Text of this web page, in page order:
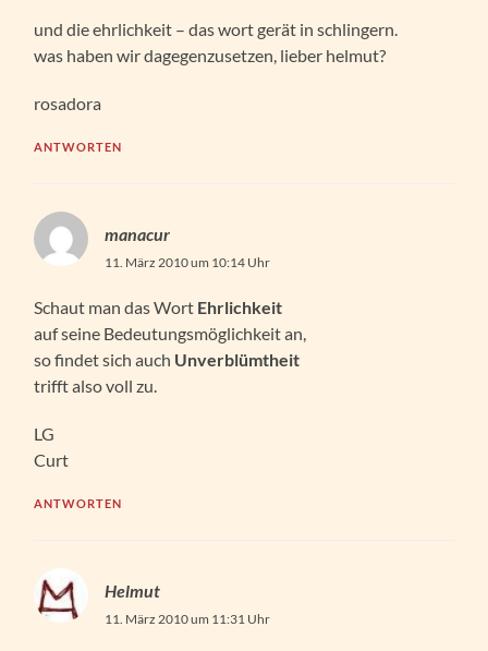
und die ehrlichkeit – das wort gerät in schlingern.
was haben wir dagegenzusetzen, lieber helmut?
rosadora
ANTWORTEN
manacur
11. März 2010 um 10:14 Uhr
Schaut man das Wort Ehrlichkeit
auf seine Bedeutungsmöglichkeit an,
so findet sich auch Unverblümtheit
trifft also voll zu.
LG
Curt
ANTWORTEN
Helmut
11. März 2010 um 11:31 Uhr